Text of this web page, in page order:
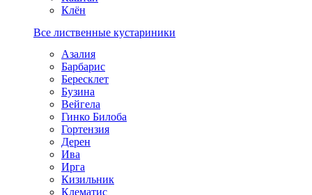
Клён
Все лиственные кустариники
Азалия
Барбарис
Бересклет
Бузина
Вейгела
Гинко Билоба
Гортензия
Дерен
Ива
Ирга
Кизильник
Клематис